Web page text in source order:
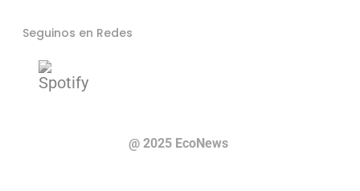
Seguinos en Redes
@ 2025 EcoNews